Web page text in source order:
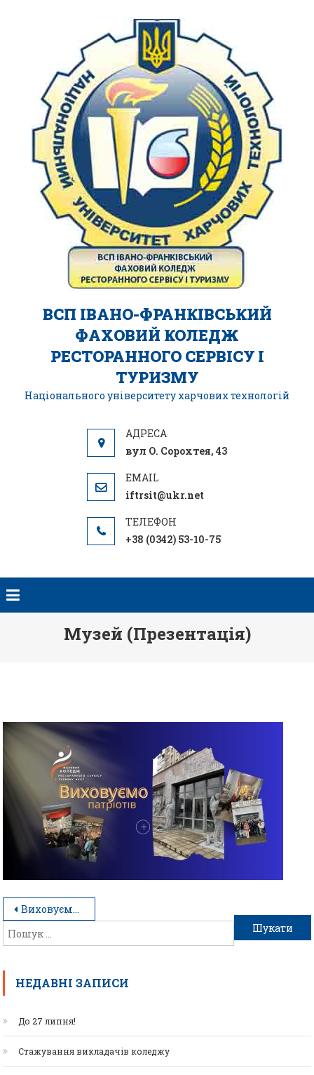
ВСП ІВАНО-ФРАНКІВСЬКИЙ
ФАХОВИЙ КОЛЕДЖ
РЕСТОРАННОГО СЕРВІСУ І
ТУРИЗМУ
Національного університету харчових технологій
вул О. Сорохтея, 43
iftrsit@ukr.net
+38 (0342) 53-10-75
Музей (Презентація)
Виховуємо патріотизм
НЕДАВНІ ЗАПИСИ
До 27 липня!
Стажування викладачів коледжу